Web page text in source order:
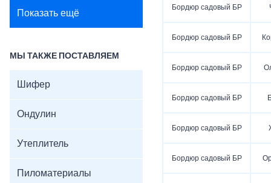
Показать ещё
МЫ ТАКЖЕ ПОСТАВЛЯЕМ
Шифер
Ондулин
Утеплитель
Пиломатериалы
Бордюр садовый БР
Бордюр садовый БР
Бордюр садовый БР
Бордюр садовый БР
Бордюр садовый БР
Бордюр садовый БР